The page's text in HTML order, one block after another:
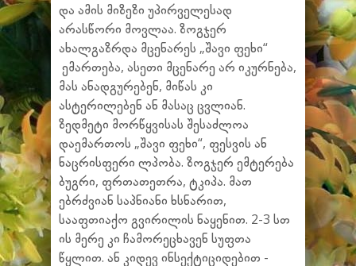
და ამის მიზეზი უპირველესად
არასწორი მოვლაა. ზოგჯერ
ახალგაზრდა მცენარეს „შავი ფეხი“
ემართება, ასეთი მცენარე არ იკურნება,
მას ანადგურებენ, მიწას კი
ასტერილებენ ან მასაც ცვლიან.
ზედმეტი მორწყვისას შესაძლოა
დაემართოს „შავი ფეხი“, ფესვის ან
ნაცრისფერი ლპობა. ზოგჯერ ემტერება
ბუგრი, ფრთათეთრა, ტკიპა. მათ
ებრძვიან საპნიანი ხსნარით,
სააფთიაქო გვირილის ნაყენით. 2-3 სთ
ის მერე კი ჩამორეცხავენ სუფთა
წყლით. ან კიდევ ინსექტიციდებით -